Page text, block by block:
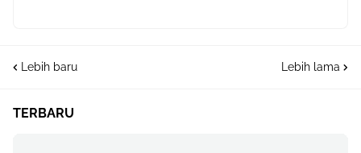
Lebih baru Lebih lama
TERBARU